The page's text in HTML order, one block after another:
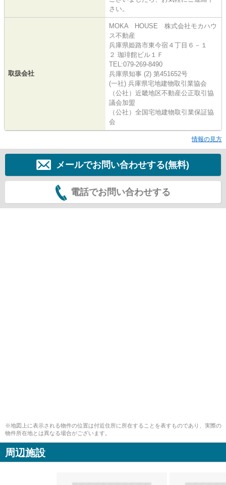
さい。
取扱会社
MOKA HOUSE 株式会社モカハウ
ス不動産
兵庫県姫路市東今宿４丁目６－１
２ 珈琲館ビル１Ｆ
TEL:079-269-8490
兵庫県知事 (2) 第451652号
(一社) 兵庫県宅地建物取引業協会
（公社）近畿地区不動産公正取引協
議会加盟
（公社）全国宅地建物取引業保証協
会
情報の見方
メールでお問い合わせする(無料)
電話でお問い合わせする
※地図上に表示される物件の位置は付近住所に所在することを表すものであり、実際の
物件所在地とは異なる場合がございます。
周辺施設